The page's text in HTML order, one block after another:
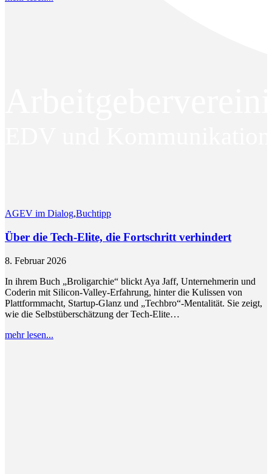
AGEV im Dialog,Buchtipp
Über die Tech-Elite, die Fortschritt verhindert
8. Februar 2026
In ihrem Buch „Broligarchie“ blickt Aya Jaff, Unternehmerin und
Coderin mit Silicon-Valley-Erfahrung, hinter die Kulissen von
Plattformmacht, Startup-Glanz und „Techbro“-Mentalität. Sie zeigt,
wie die Selbstüberschätzung der Tech-Elite…
mehr lesen...